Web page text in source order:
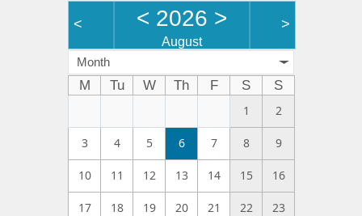
< < 2026 >
August
>
Month
M Tu W Th F S
S
1
2
3 4 5 6 7 8 9
10 11 12 13 14 15 16
17 18 19 20 21 22 23